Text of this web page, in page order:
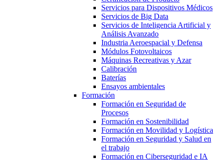
Servicios para Dispositivos Médicos
Servicios de Big Data
Servicios de Inteligencia Artificial y
Análisis Avanzado
Industria Aeroespacial y Defensa
Módulos Fotovoltaicos
Máquinas Recreativas y Azar
Calibración
Baterías
Ensayos ambientales
Formación
Formación en Seguridad de
Procesos
Formación en Sostenibilidad
Formación en Movilidad y Logística
Formación en Seguridad y Salud en
el trabajo
Formación en Ciberseguridad e IA